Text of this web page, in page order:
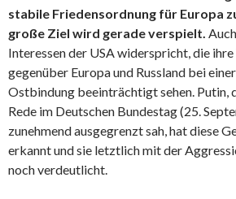
stabile Friedensordnung für Europa
große Ziel wird gerade verspielt.
Interessen der USA widerspricht, die
gegenüber Europa und Russland bei
Ostbindung beeinträchtigt sehen. Putin,
Rede im Deutschen Bundestag (25.
zunehmend ausgegrenzt sah, hat diese
erkannt und sie letztlich mit der
noch verdeutlicht.